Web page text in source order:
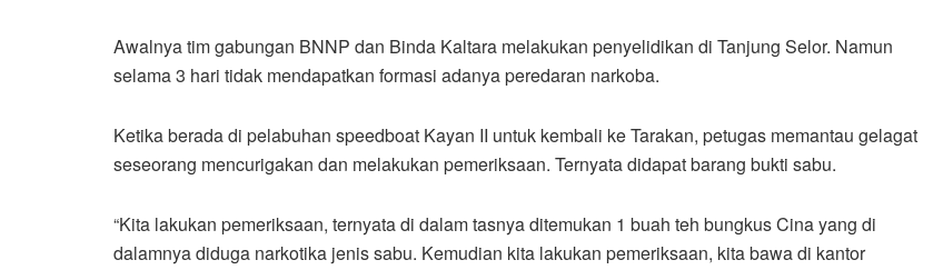
Awalnya tim gabungan BNNP dan Binda Kaltara melakukan penyelidikan di Tanjung Selor. Namun
selama 3 hari tidak mendapatkan formasi adanya peredaran narkoba.
Ketika berada di pelabuhan speedboat Kayan II untuk kembali ke Tarakan, petugas memantau gelagat
seseorang mencurigakan dan melakukan pemeriksaan. Ternyata didapat barang bukti sabu.
“Kita lakukan pemeriksaan, ternyata di dalam tasnya ditemukan 1 buah teh bungkus Cina yang di
dalamnya diduga narkotika jenis sabu. Kemudian kita lakukan pemeriksaan, kita bawa di kantor